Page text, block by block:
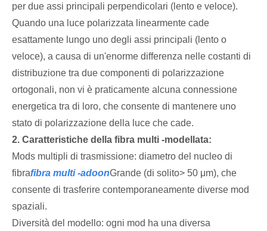
per due assi principali perpendicolari (lento e veloce).
Quando una luce polarizzata linearmente cade
esattamente lungo uno degli assi principali (lento o
veloce), a causa di un'enorme differenza nelle costanti di
distribuzione tra due componenti di polarizzazione
ortogonali, non vi è praticamente alcuna connessione
energetica tra di loro, che consente di mantenere uno
stato di polarizzazione della luce che cade.
2. Caratteristiche della fibra multi -modellata:
Mods multipli di trasmissione: diametro del nucleo di
fibrafibra multi -adoonGrande (di solito> 50 μm), che
consente di trasferire contemporaneamente diverse mod
spaziali.
Diversità del modello: ogni mod ha una diversa